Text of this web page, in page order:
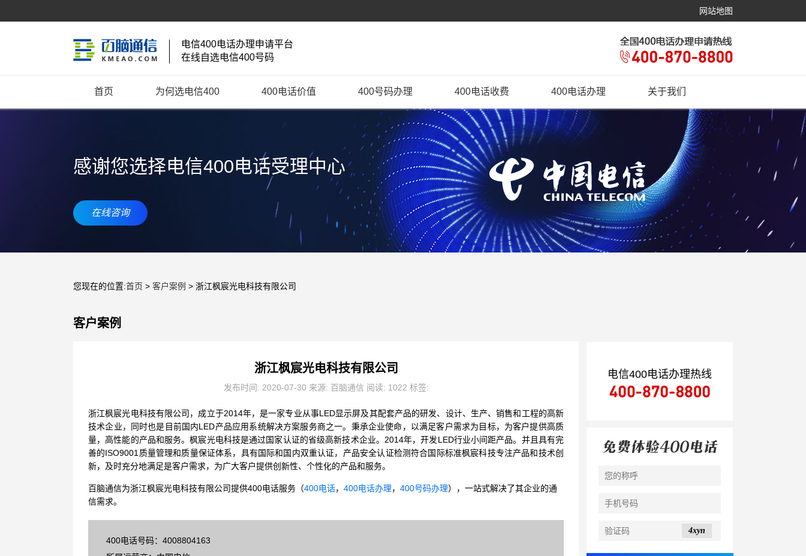
网站地图
电信400电话办理申请平台
在线自选电信400号码
首页 为何选电信400 400电话价值 400号码办理 400电话收费 400电话办理 关于我们
感谢您选择电信400电话受理中心
在线咨询
您现在的位置:首页 > 客户案例 > 浙江枫宸光电科技有限公司
客户案例
浙江枫宸光电科技有限公司
发布时间: 2020-07-30 来源: 百脑通信 阅读: 1022 标签:
浙江枫宸光电科技有限公司，成立于2014年，是一家专业从事LED显示屏及其配套产品的研发、设计、生产、销售和工程的高新
技术企业，同时也是目前国内LED产品应用系统解决方案服务商之一。秉承企业使命，以满足客户需求为目标，为客户提供高质
量，高性能的产品和服务。枫宸光电科技是通过国家认证的省级高新技术企业。2014年，开发LED行业小间距产品。并且具有完
善的ISO9001质量管理和质量保证体系，具有国际和国内双重认证，产品安全认证检测符合国际标准枫宸科技专注产品和技术创
新，及时充分地满足是客户需求，为广大客户提供创新性、个性化的产品和服务。
百脑通信为浙江枫宸光电科技有限公司提供400电话服务（400电话， 400电话办理， 400号码办理），一站式解决了其企业的通
信需求。
400电话号码：4008804163
电信400电话办理热线
4xyn